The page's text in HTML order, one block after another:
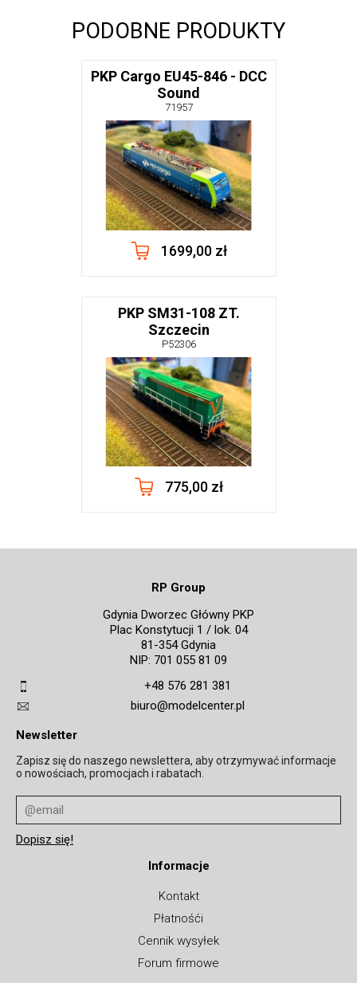
PODOBNE PRODUKTY
PKP Cargo EU45-846 - DCC
Sound
71957
1699,00 zł
PKP SM31-108 ZT.
Szczecin
P52306
775,00 zł
RP Group
Gdynia Dworzec Główny PKP
Plac Konstytucji 1 / lok. 04
81-354 Gdynia
NIP: 701 055 81 09
+48 576 281 381
biuro@modelcenter.pl
Informacje
Kontakt
Płatnośći
Cennik wysyłek
Forum firmowe
Newsletter
Zapisz się do naszego newslettera, aby otrzymywać informacje
o nowościach, promocjach i rabatach.